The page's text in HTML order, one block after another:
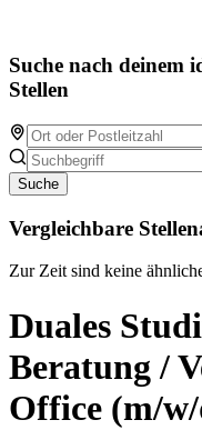
Suche nach deinem
Stellen
Suche
Vergleichbare
Zur Zeit sind keine
Duales
Beratung /
Office (m/